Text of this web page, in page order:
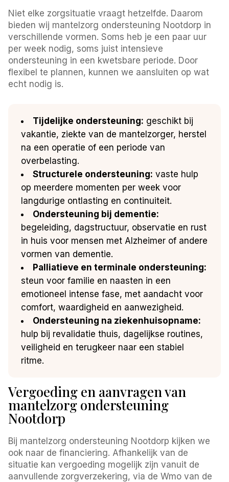
Niet elke zorgsituatie vraagt hetzelfde. Daarom
bieden wij mantelzorg ondersteuning Nootdorp in
verschillende vormen. Soms heb je een paar uur
per week nodig, soms juist intensieve
ondersteuning in een kwetsbare periode. Door
flexibel te plannen, kunnen we aansluiten op wat
echt nodig is.
Tijdelijke ondersteuning: geschikt bij
vakantie, ziekte van de mantelzorger, herstel
na een operatie of een periode van
overbelasting.
Structurele ondersteuning: vaste hulp
op meerdere momenten per week voor
langdurige ontlasting en continuiteit.
Ondersteuning bij dementie:
begeleiding, dagstructuur, observatie en rust
in huis voor mensen met Alzheimer of andere
vormen van dementie.
Palliatieve en terminale ondersteuning:
steun voor familie en naasten in een
emotioneel intense fase, met aandacht voor
comfort, waardigheid en aanwezigheid.
Ondersteuning na ziekenhuisopname:
hulp bij revalidatie thuis, dagelijkse routines,
veiligheid en terugkeer naar een stabiel
ritme.
Vergoeding en aanvragen van
mantelzorg ondersteuning
Nootdorp
Bij mantelzorg ondersteuning Nootdorp kijken we
ook naar de financiering. Afhankelijk van de
situatie kan vergoeding mogelijk zijn vanuit de
aanvullende zorgverzekering, via de Wmo van de